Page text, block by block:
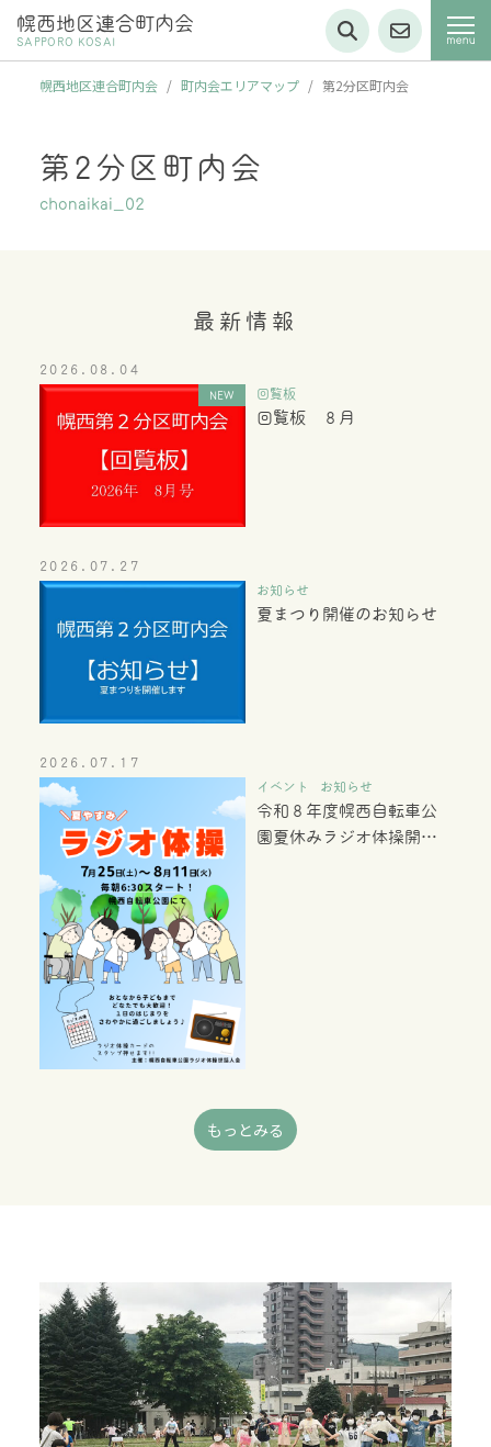
幌西地区連合町内会
SAPPORO KOSAI
幌西地区連合町内会 / 町内会エリアマップ / 第2分区町内会
第2分区町内会
chonaikai_02
最新情報
2026.08.04
NEW 回覧板
回覧板 ８月
2026.07.27
お知らせ
夏まつり開催のお知らせ
2026.07.17
イベント
お知らせ
令和８年度幌西自転車公
園夏休みラジオ体操開催
もっとみる